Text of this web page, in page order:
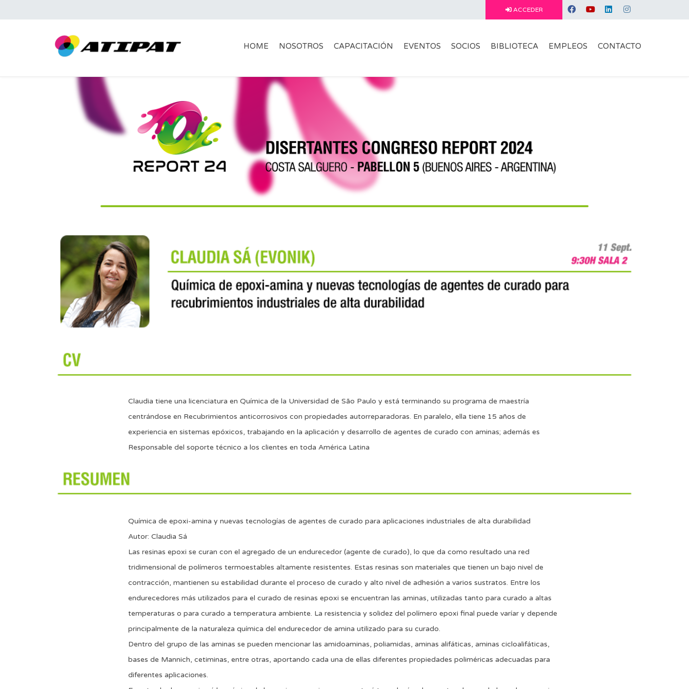
ACCEDER
HOME NOSOTROS CAPACITACIÓN EVENTOS SOCIOS BIBLIOTECA EMPLEOS CONTACTO
Claudia tiene una licenciatura en Química de la Universidad de São Paulo y está terminando su programa de maestría
centrándose en Recubrimientos anticorrosivos con propiedades autorreparadoras. En paralelo, ella tiene 15 años de
experiencia en sistemas epóxicos, trabajando en la aplicación y desarrollo de agentes de curado con aminas; además es
Responsable del soporte técnico a los clientes en toda América Latina
Química de epoxi-amina y nuevas tecnologías de agentes de curado para aplicaciones industriales de alta durabilidad
Autor: Claudia Sá
Las resinas epoxi se curan con el agregado de un endurecedor (agente de curado), lo que da como resultado una red
tridimensional de polímeros termoestables altamente resistentes. Estas resinas son materiales que tienen un bajo nivel de
contracción, mantienen su estabilidad durante el proceso de curado y alto nivel de adhesión a varios sustratos. Entre los
endurecedores más utilizados para el curado de resinas epoxi se encuentran las aminas, utilizadas tanto para curado a altas
temperaturas o para curado a temperatura ambiente. La resistencia y solidez del polímero epoxi final puede varíar y depende
principalmente de la naturaleza química del endurecedor de amina utilizado para su curado.
Dentro del grupo de las aminas se pueden mencionar las amidoaminas, poliamidas, aminas alifáticas, aminas cicloalifáticas,
bases de Mannich, cetiminas, entre otras, aportando cada una de ellas diferentes propiedades poliméricas adecuadas para
diferentes aplicaciones.